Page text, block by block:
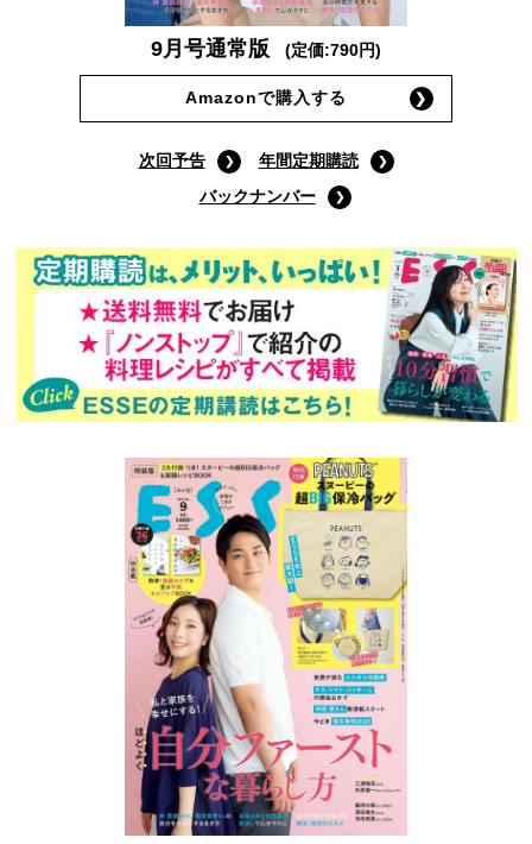
9月号通常版 (定価:790円)
Amazonで購入する
次回予告
年間定期購読
バックナンバー